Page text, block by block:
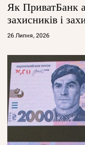
Як ПриватБанк
захисників і
26 Липня, 2026